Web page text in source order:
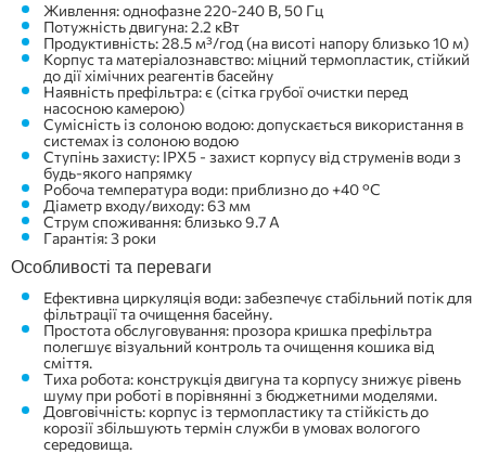
Живлення: однофазне 220-240 В, 50 Гц
Потужність двигуна: 2.2 кВт
Продуктивність: 28.5 м³/год (на висоті напору близько 10 м)
Корпус та матеріалознавство: міцний термопластик, стійкий
до дії хімічних реагентів басейну
Наявність префільтра: є (сітка грубої очистки перед
насосною камерою)
Сумісність із солоною водою: допускається використання в
системах із солоною водою
Ступінь захисту: IPX5 - захист корпусу від струменів води з
будь-якого напрямку
Робоча температура води: приблизно до +40 °C
Діаметр входу/виходу: 63 мм
Струм споживання: близько 9.7 А
Гарантія: 3 роки
Особливості та переваги
Ефективна циркуляція води: забезпечує стабільний потік для
фільтрації та очищення басейну.
Простота обслуговування: прозора кришка префільтра
полегшує візуальний контроль та очищення кошика від
сміття.
Тиха робота: конструкція двигуна та корпусу знижує рівень
шуму при роботі в порівнянні з бюджетними моделями.
Довговічність: корпус із термопластику та стійкість до
корозії збільшують термін служби в умовах вологого
середовища.